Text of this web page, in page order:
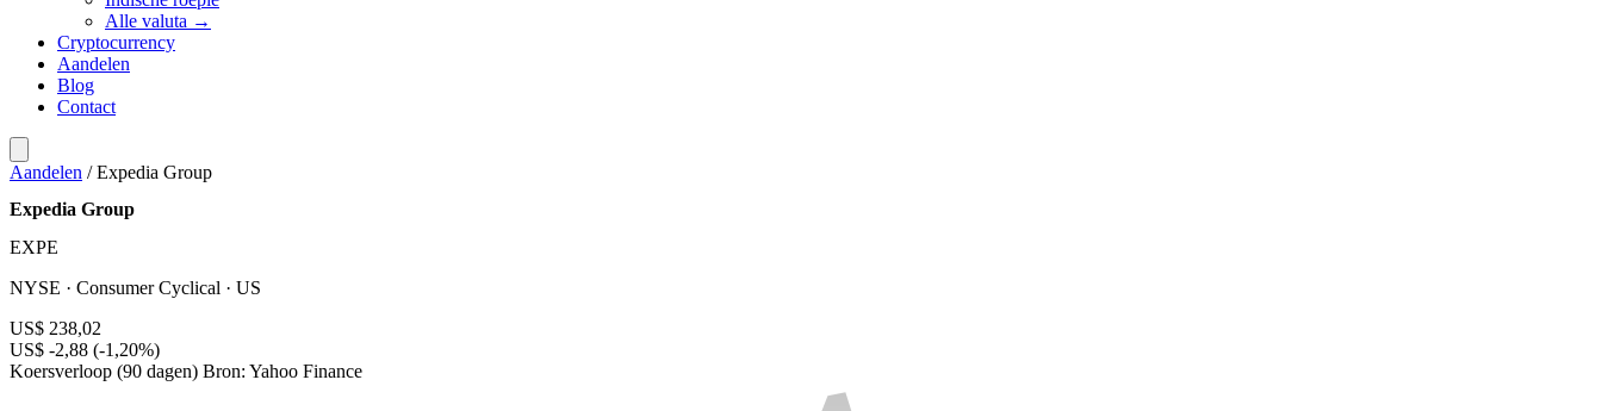
Alle valuta →
Cryptocurrency
Aandelen
Blog
Contact
Aandelen / Expedia Group
Expedia Group
EXPE
NYSE · Consumer Cyclical · US
US$ 238,02
US$ -2,88 (-1,20%)
Koersverloop (90 dagen) Bron: Yahoo Finance